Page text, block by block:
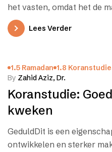
het vasten, omdat het de
werd…
Lees Verder
1.5 Ramadan 1.8 Koranstudie
By Zahid Aziz, Dr.
Koranstudie:
kweken
GeduldDit is een
ontwikkelen en sterker